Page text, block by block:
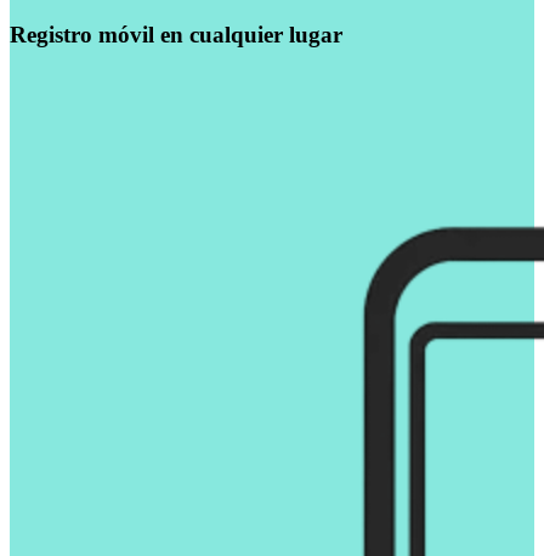
Registro móvil en cualquier lugar